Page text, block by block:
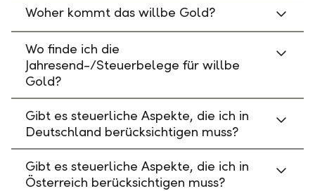
Woher kommt das willbe Gold?
Wo finde ich die
Jahresend-/Steuerbelege für willbe
Gold?
Gibt es steuerliche Aspekte, die ich in
Deutschland berücksichtigen muss?
Gibt es steuerliche Aspekte, die ich in
Österreich berücksichtigen muss?